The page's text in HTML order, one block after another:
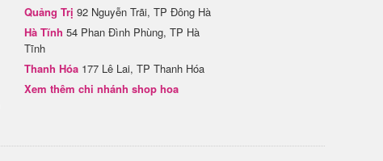
Quảng Trị 92 Nguyễn Trãi, TP Đông Hà
Hà Tĩnh 54 Phan Đình Phùng, TP Hà
Tĩnh
Thanh Hóa 177 Lê Lai, TP Thanh Hóa
Xem thêm chi nhánh shop hoa